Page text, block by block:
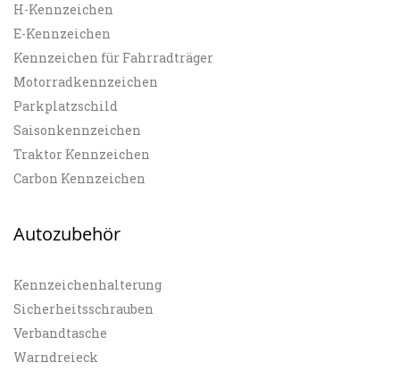
H-Kennzeichen
E-Kennzeichen
Kennzeichen für Fahrradträger
Motorradkennzeichen
Parkplatzschild
Saisonkennzeichen
Traktor Kennzeichen
Carbon Kennzeichen
Autozubehör
Kennzeichenhalterung
Sicherheitsschrauben
Verbandtasche
Warndreieck